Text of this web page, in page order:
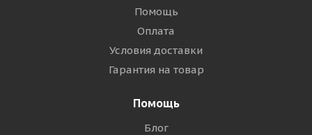
Помощь
Оплата
Условия доставки
Гарантия на товар
Помощь
Блог